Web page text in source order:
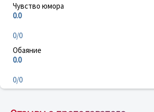
Чувство юмора
0.0
0/0
Обаяние
0.0
0/0